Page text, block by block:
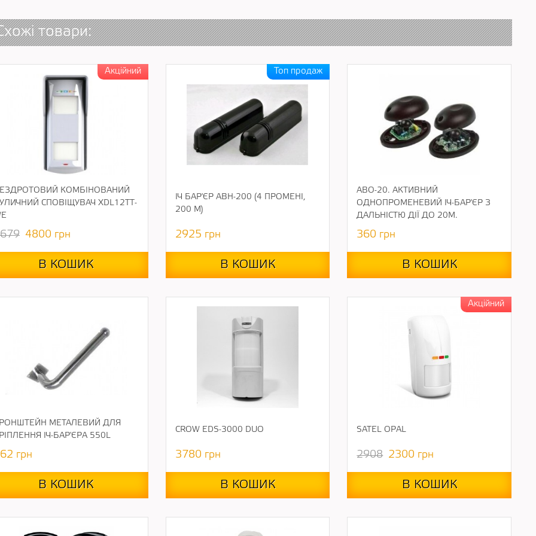
товари:
КОМБІНОВАНИЙ
СПОВІЩУВАЧ XDL12TT-
4800 грн
В КОШИК
ІЧ БАР'ЄР АВН-200 (4 ПРОМЕНІ,
200 М)
2925 грн
В КОШИК
ABO-20. АКТИВНИЙ
ОДНОПРОМЕНЕВИЙ ІЧ-БАР'ЄР З
ДАЛЬНІСТЮ ДІЇ ДО 20М.
360 грн
В КОШИК
МЕТАЛЕВИЙ ДЛЯ
ІЧ-БАР'ЄРА 550L
грн
В КОШИК
CROW EDS-3000 DUO
3780 грн
В КОШИК
SATEL OPAL
2908 2300 грн
В КОШИК